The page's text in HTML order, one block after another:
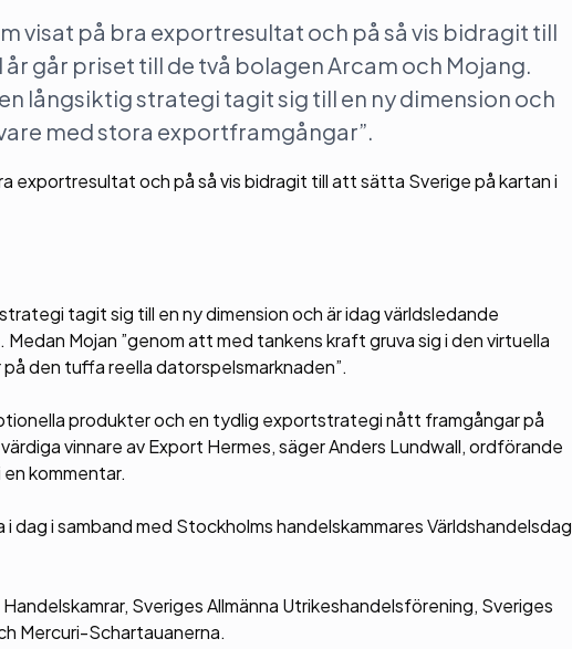
visat på bra exportresultat och på så vis bidragit till
går priset till de två bolagen Arcam och Mojang.
långsiktig strategi tagit sig till en ny dimension och
med stora exportframgångar”.
exportresultat och på så vis bidragit till att sätta Sverige på kartan i
tagit sig till en ny dimension och är idag världsledande
Mojan ”genom att med tankens kraft gruva sig i den virtuella
den tuffa reella datorspelsmarknaden”.
produkter och en tydlig exportstrategi nått framgångar på
vinnare av Export Hermes, säger Anders Lundwall, ordförande
kommentar.
dag i samband med Stockholms handelskammares Världshandelsdag
Sveriges Allmänna Utrikeshandelsförening, Sveriges
Mercuri-Schartauanerna.